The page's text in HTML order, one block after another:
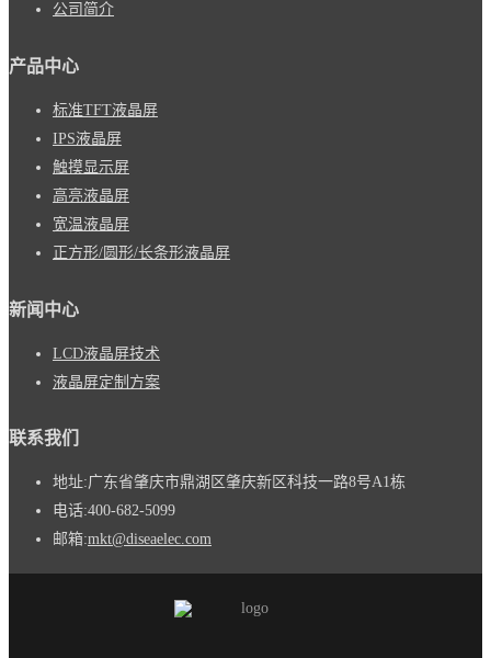
公司简介
产品中心
标准TFT液晶屏
IPS液晶屏
触摸显示屏
高亮液晶屏
宽温液晶屏
正方形/圆形/长条形液晶屏
新闻中心
LCD液晶屏技术
液晶屏定制方案
联系我们
地址:广东省肇庆市鼎湖区肇庆新区科技一路8号A1栋
电话:400-682-5099
邮箱:mkt@diseaelec.com